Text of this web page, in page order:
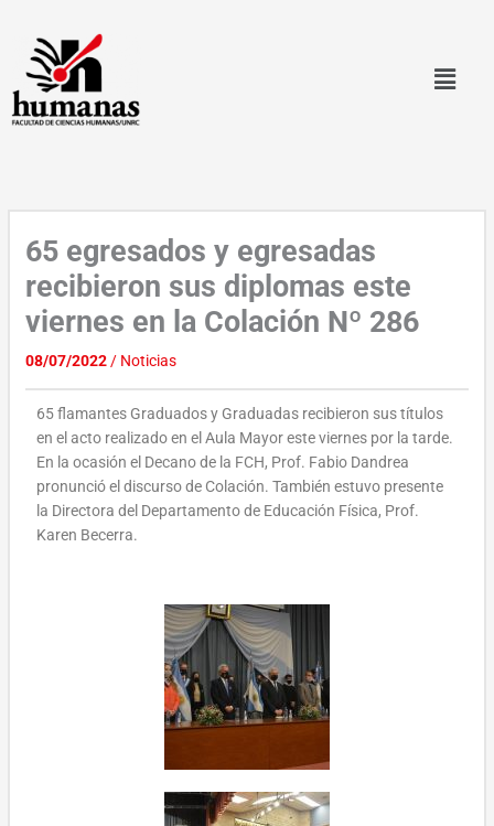
contenido
65 egresados y egresadas
recibieron sus diplomas este
viernes en la Colación Nº 286
08/07/2022/ Noticias
65 flamantes Graduados y Graduadas recibieron sus títulos
en el acto realizado en el Aula Mayor este viernes por la tarde.
En la ocasión el Decano de la FCH, Prof. Fabio Dandrea
pronunció el discurso de Colación. También estuvo presente
la Directora del Departamento de Educación Física, Prof.
Karen Becerra.